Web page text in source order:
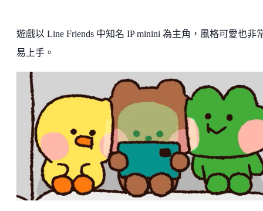
遊戲以 Line Friends 中知名 IP minini 為主角，風格可愛也非
易上手。